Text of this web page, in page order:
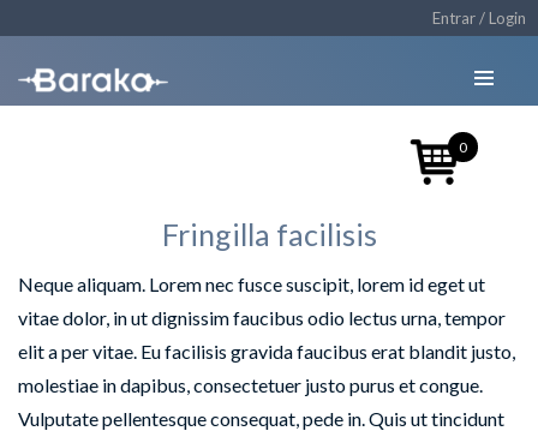
Entrar / Login
Fringilla facilisis
Neque aliquam. Lorem nec fusce suscipit, lorem id eget ut
vitae dolor, in ut dignissim faucibus odio lectus urna, tempor
elit a per vitae. Eu facilisis gravida faucibus erat blandit justo,
molestiae in dapibus, consectetuer justo purus et congue.
Vulputate pellentesque consequat, pede in. Quis ut tincidunt
0